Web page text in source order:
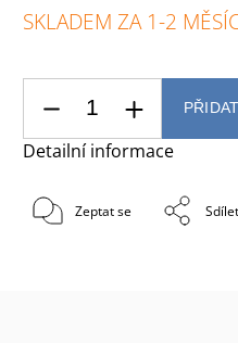
SKLADEM ZA 1-2
Detailní informace
Zeptat se Sdílet